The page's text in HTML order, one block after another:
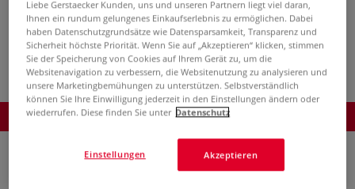
Conté à Paris™
Fusain
Reißkohlestift
Conté à Paris™
Papierwischer
Conté à Paris™
Knetgummi
Produkt bestellen
Liebe Gerstaecker Kunden, uns und unseren Partnern liegt viel daran,
Ihnen ein rundum gelungenes Einkaufserlebnis zu ermöglichen. Dabei
haben Datenschutzgrundsätze wie Datensparsamkeit, Transparenz und
Sicherheit höchste Priorität. Wenn Sie auf „Akzeptieren“ klicken, stimmen
Sie der Speicherung von Cookies auf Ihrem Gerät zu, um die
Websitenavigation zu verbessern, die Websitenutzung zu analysieren und
unsere Marketingbemühungen zu unterstützen. Selbstverständlich
können Sie Ihre Einwilligung jederzeit in den Einstellungen ändern oder
wiederrufen. Diese finden Sie unter Datenschutz
Akzeptieren
Einstellungen